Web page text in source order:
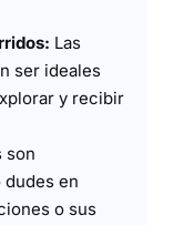
Las
ser ideales
y recibir
son
dudes en
o sus